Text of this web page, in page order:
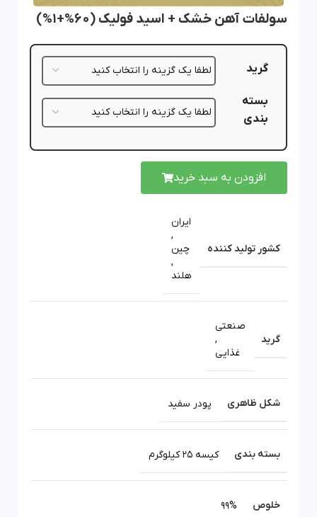
سولفات آهن خشک + اسید فولیک (60%+1%)
گرید
بسته
بندی
افزودن به سبد خرید
کشور تولید کننده
ایران
,
چین
,
هلند
گرید
صنعتی
,
غذایی
شکل ظاهری پودر سفید
بسته بندی کیسه 25 کیلوگرم
خلوص 99%